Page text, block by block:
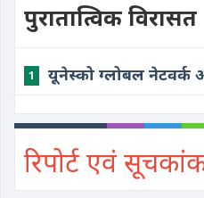
पुरातात्विक विरासत
1 यूनेस्को ग्लोबल नेटवर्क
रिपोर्ट एवं